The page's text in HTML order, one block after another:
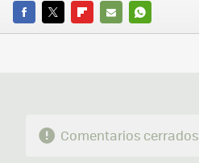
FACEBOOK
TWITTERFLIPBOARD
E-
WHATSAPP
Comentarios cerrados